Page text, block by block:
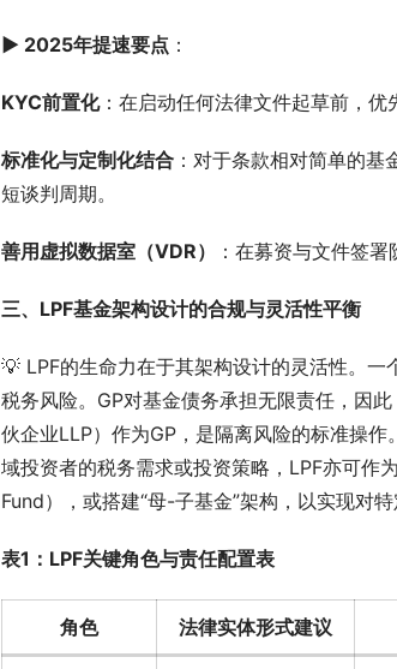
► 2025年提速要点 ：
KYC前置化：在启动任何法律文件起草前，优
标准化与定制化结合 ：对于条款相对简单的
短谈判周期。
善用虚拟数据室（VDR） ：在募资与文件签
三、LPF基金架构设计的合规与灵活性平衡
💡 LPF的生命力在于其架构设计的灵活性。
税务风险。GP对基金债务承担无限责任，因
伙企业LLP）作为GP，是隔离风险的标准操
域投资者的税务需求或投资策略，LPF亦可作
Fund），或搭建“母-子基金”架构，以实现对
表1：LPF关键角色与责任配置表
角色 法律实体形式建议